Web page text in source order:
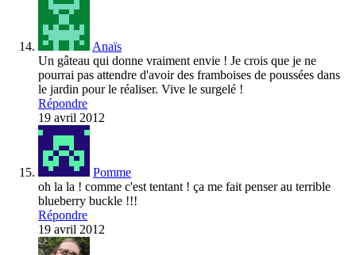
Anaïs
Un gâteau qui donne vraiment envie ! Je crois que je ne
pourrai pas attendre d'avoir des framboises de poussées dans
le jardin pour le réaliser. Vive le surgelé !
Répondre
19 avril 2012
Pomme
oh la la ! comme c'est tentant ! ça me fait penser au terrible
blueberry buckle !!!
Répondre
19 avril 2012